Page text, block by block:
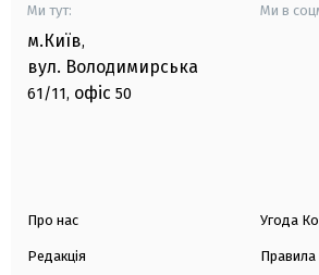
Ми тут:
м.Київ,
вул. Володимирська
61/11, офіс 50
Ми в
Про нас
Редакція
Угода
Правила